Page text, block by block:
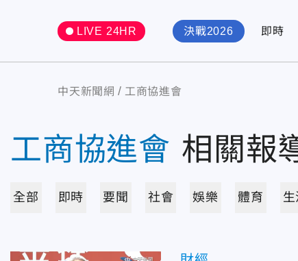
LIVE 24HR 決戰2026 即時
中天新聞網 工商協進會
工商協進會 相關報
全部 即時 要聞 社會 娛樂 體育 生